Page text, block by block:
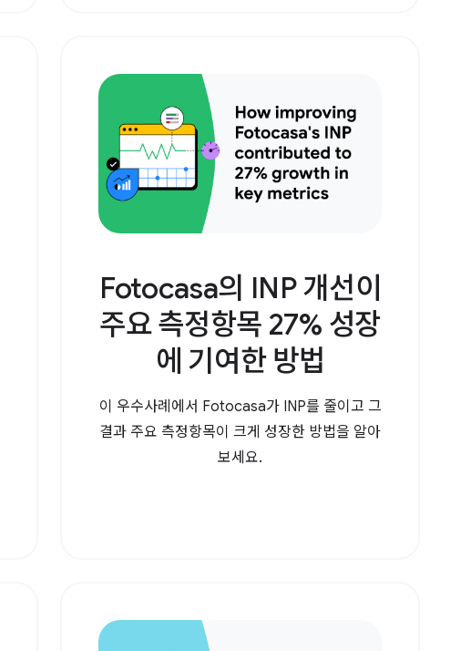
Fotocasa의 INP 개선이
주요 측정항목 27% 성장
에 기여한 방법
이 우수사례에서 Fotocasa가 INP를 줄이고 그
결과 주요 측정항목이 크게 성장한 방법을 알아
보세요.